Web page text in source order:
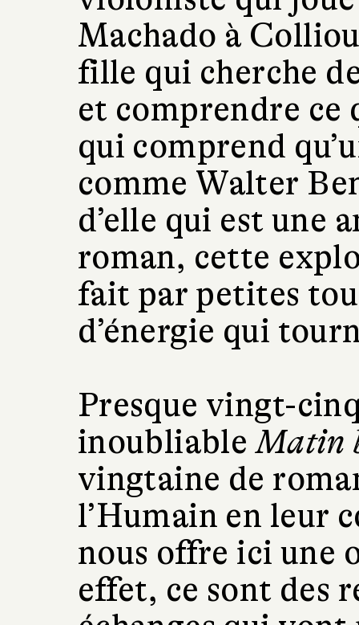
Machado à
fille qui cherche
et comprendre ce
qui comprend
comme Walter
d’elle qui est une
roman, cette
fait par petites
d’énergie qui
Presque vingt-
inoubliableMatin
vingtaine de
l’Humain en leur
nous offre ici une
effet, ce sont des